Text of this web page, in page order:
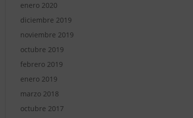
enero 2020
diciembre 2019
noviembre 2019
octubre 2019
febrero 2019
enero 2019
marzo 2018
octubre 2017